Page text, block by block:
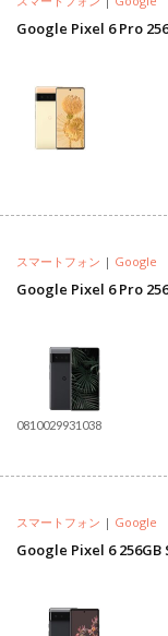
Google Pixel 6 Pro
スマートフォン | Google
Google Pixel 6 Pro
0810029931038
スマートフォン | Google
Google Pixel 6